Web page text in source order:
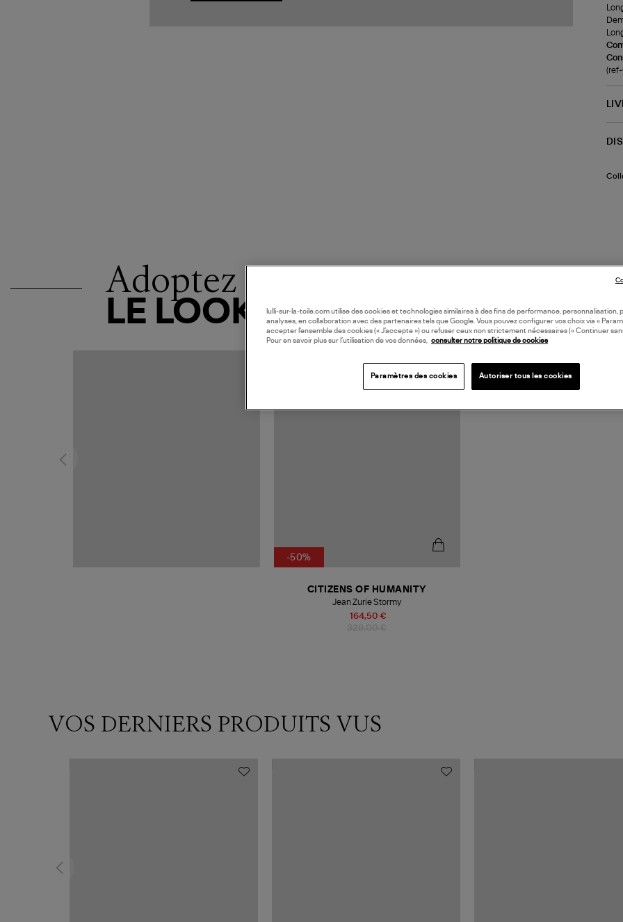
(ref-
Adoptez
LE LOOK
-50%
164,50 €
CITIZENS OF HUMANITY
Jean Zurie Stormy
VOS DERNIERS PRODUITS VUS
lulli-sur-la-toile.com utilise des cookies et technologies similaires à des fins de performance, personnalisation,
analyses, en collaboration avec des partenaires tels que Google. Vous pouvez configurer vos choix via «
accepter l’ensemble des cookies (« J’accepte ») ou refuser ceux non strictement nécessaires (« Continuer
Pour en savoir plus sur l’utilisation de vos données, consulter notre politique de cookies
Paramètres des cookies Autoriser tous les cookies